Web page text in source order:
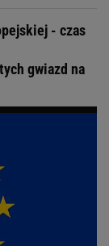
- czas
gwiazd na